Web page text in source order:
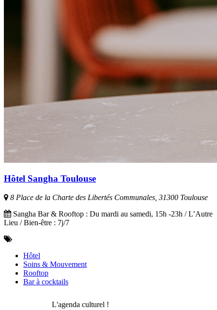
Hôtel Sangha Toulouse
8 Place de la Charte des Libertés Communales, 31300 Toulouse
Sangha Bar & Rooftop : Du mardi au samedi, 15h -23h / L’Autre
Lieu / Bien-être : 7j/7
Hôtel
Soins & Mouvement
Rooftop
Bar à cocktails
L'agenda culturel !